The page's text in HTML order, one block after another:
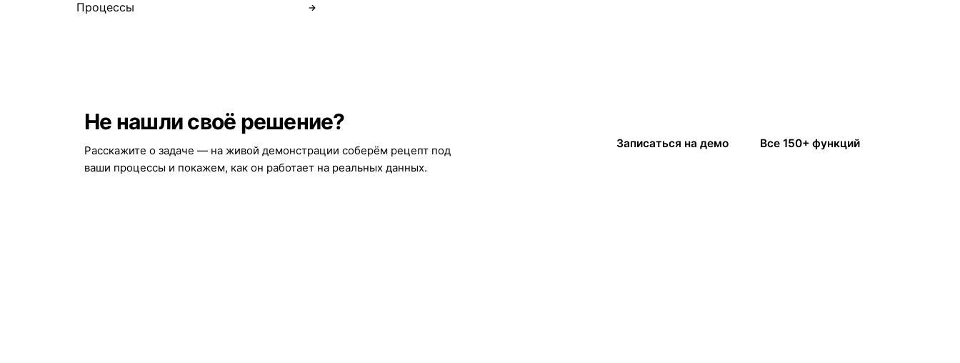
Процессы →
Не нашли своё решение?
Расскажите о задаче — на живой демонстрации соберём рецепт под
ваши процессы и покажем, как он работает на реальных данных.
Записаться на демо Все 150+ функций